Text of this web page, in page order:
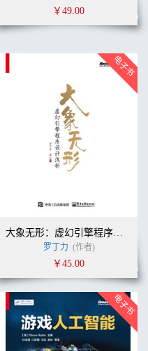
￥49.00
大象无形：虚幻引擎程序设计浅析
罗丁力 (作者)
￥45.00